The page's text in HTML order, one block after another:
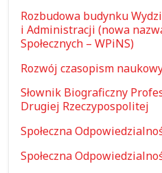
Rozbudowa budynku
i Administracji (nowa
Społecznych – WPiNS)
Rozwój czasopism
Słownik Biograficzny
Drugiej Rzeczypospolitej
Społeczna
Społeczna